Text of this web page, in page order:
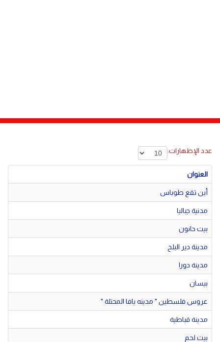
عدد الإظهارات:
العنوان
أين تقع طوباس
مدنية جباليا
بيت حانون
مدينة دير البلح
مدينة دورا
بيسان
عروس فلسطين " مدينه يافا المحتلة "
مدينة قباطية
بيت لحم
فيديو